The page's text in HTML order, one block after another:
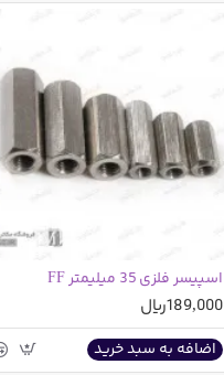
اسپیسر فلزی 35 میلیمتر FF
189,000ریال
اضافه به سبد خرید